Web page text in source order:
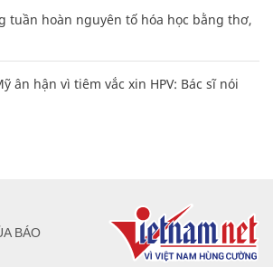
tuần hoàn nguyên tố hóa học bằng thơ,
ân hận vì tiêm vắc xin HPV: Bác sĩ nói
BÁO